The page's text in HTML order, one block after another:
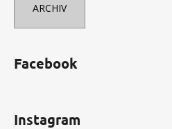
ARCHIV
Facebook
Instagram